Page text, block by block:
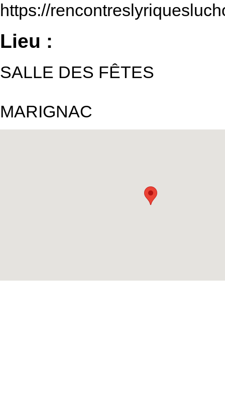
https://
Lieu :
SALLE DES FÊTES
MARIGNAC